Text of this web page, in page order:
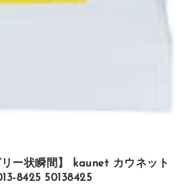
ー状瞬間】 kaunet カウネット
8425 50138425